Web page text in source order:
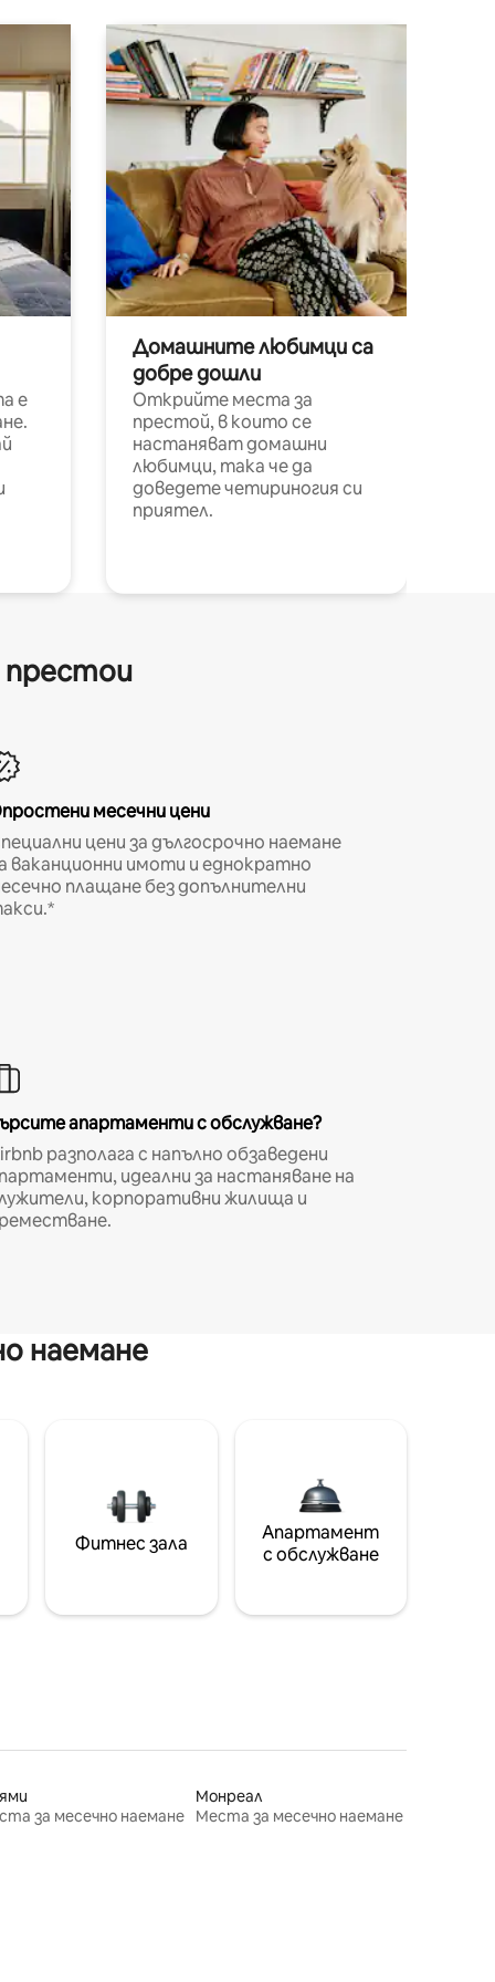
е
Домашните любимци са
добре дошли
Открийте места за
престой, в които се
настаняват домашни
любимци, така че да
доведете четириногия си
приятел.
престои
месечни цени
цени за дългосрочно наемане
ваканционни имоти и еднократно
плащане без допълнителни
апартаменти с обслужване?
разполага с напълно обзаведени
идеални за настаняване на
корпоративни жилища и
наемане
Фитнес зала
Апартамент
с обслужване
за месечно наемане
Монреал
Места за месечно наемане